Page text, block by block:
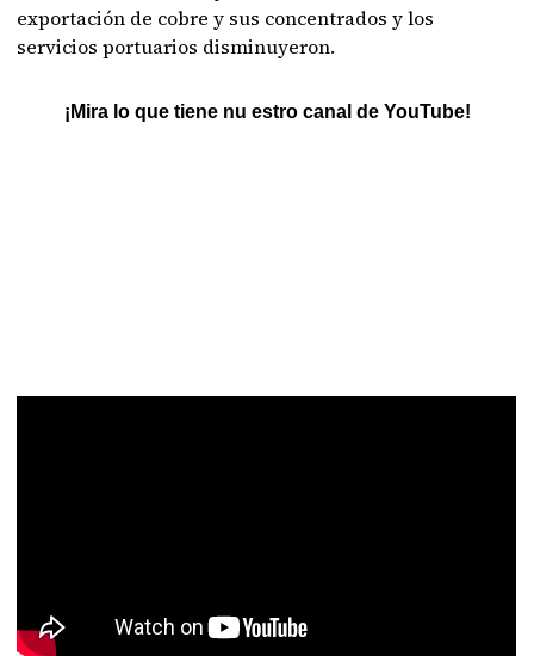
exportación de cobre y sus concentrados y los
servicios portuarios disminuyeron.
¡Mira lo que tiene nu estro canal de YouTube!